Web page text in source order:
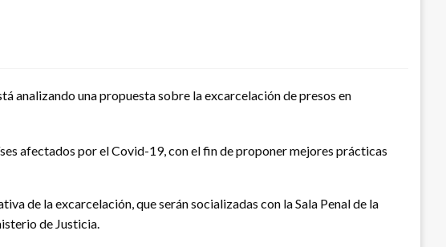
analizando una propuesta sobre la excarcelación de presos en
afectados por el Covid-19, con el fin de proponer mejores prácticas
de la excarcelación, que serán socializadas con la Sala Penal de la
de Justicia.